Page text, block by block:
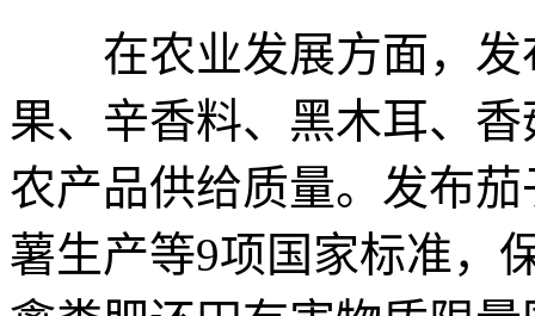
在农业发展方面，发
果、辛香料、黑木耳、
农产品供给质量。发布
薯生产等9项国家标准，